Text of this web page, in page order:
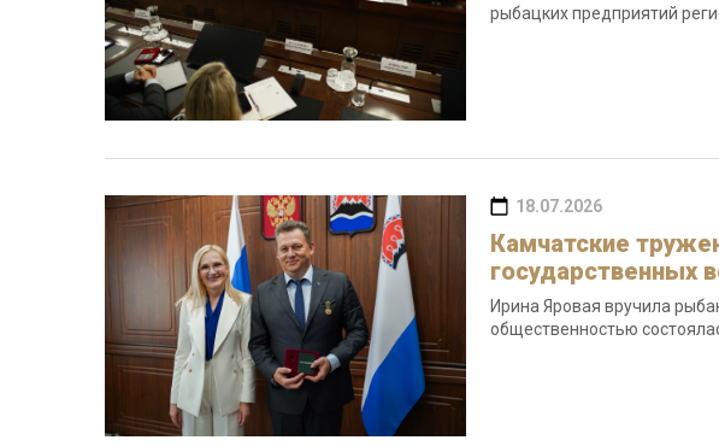
рыбацких предприятий
18.07.2026
Камчатские
государственных
Ирина Яровая вручила
общественностью